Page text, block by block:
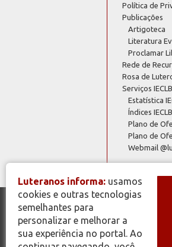
Política de
Publicações
Artigoteca
Literatura
Proclamar
Rede de
Rosa de
Serviços IECLB
Estatística
Índices IECLB
Plano de
Plano de
Webmail
© Copyright 2026 - Todos os Direitos
Evangélica de Confissão Luterana no Brasil
www.luteranos.com.br
Luteranos informa: usamos
cookies e outras tecnologias
semelhantes para
personalizar e melhorar a
sua experiência no portal. Ao